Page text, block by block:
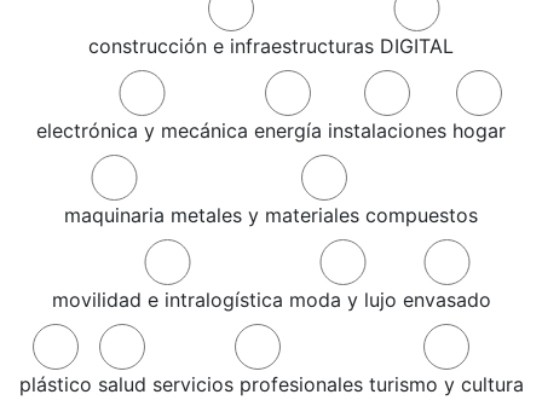
construcción e infraestructuras DIGITAL
electrónica y mecánica energía instalaciones hogar
maquinaria metales y materiales compuestos
movilidad e intralogística moda y lujo envasado
plástico salud servicios profesionales turismo y cultura